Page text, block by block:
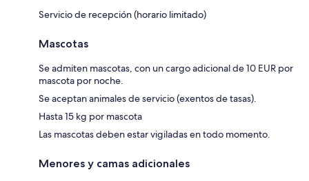
Servicio de recepción (horario limitado)
Mascotas
Se admiten mascotas, con un cargo adicional de 10 EUR por
mascota por noche.
Se aceptan animales de servicio (exentos de tasas).
Hasta 15 kg por mascota
Las mascotas deben estar vigiladas en todo momento.
Menores y camas adicionales